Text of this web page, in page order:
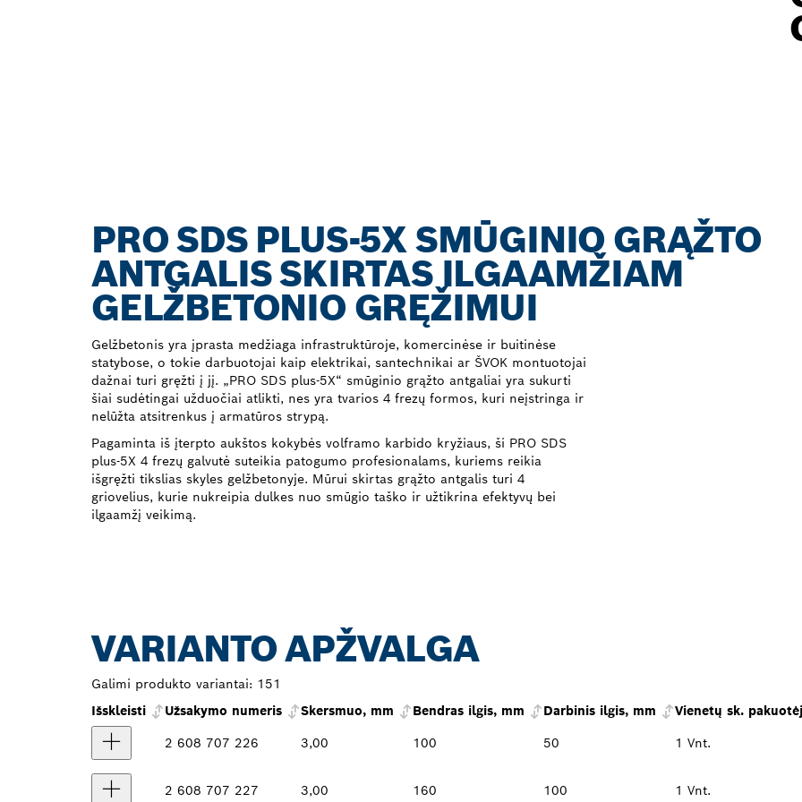
PRO SDS PLUS-5X SMŪGINIO GRĄŽTO
ANTGALIS SKIRTAS ILGAAMŽIAM
GELŽBETONIO GRĘŽIMUI
Gelžbetonis yra įprasta medžiaga infrastruktūroje, komercinėse ir buitinėse
statybose, o tokie darbuotojai kaip elektrikai, santechnikai ar ŠVOK montuotojai
dažnai turi gręžti į jį. „PRO SDS plus-5X“ smūginio grąžto antgaliai yra sukurti
šiai sudėtingai užduočiai atlikti, nes yra tvarios 4 frezų formos, kuri neįstringa ir
nelūžta atsitrenkus į armatūros strypą.
Pagaminta iš įterpto aukštos kokybės volframo karbido kryžiaus, ši PRO SDS
plus-5X 4 frezų galvutė suteikia patogumo profesionalams, kuriems reikia
išgręžti tikslias skyles gelžbetonyje. Mūrui skirtas grąžto antgalis turi 4
griovelius, kurie nukreipia dulkes nuo smūgio taško ir užtikrina efektyvų bei
ilgaamžį veikimą.
VARIANTO APŽVALGA
Galimi produkto variantai: 151
Išskleisti
Užsakymo numeris Skersmuo, mm Bendras ilgis, mm Darbinis ilgis, mm Vienetų sk.
2 608 707 226
3,00 100 50 1 Vnt.
2 608 707 227 3,00 160 100 1 Vnt.